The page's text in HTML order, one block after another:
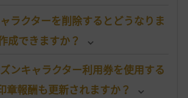
ラクターを削除するとどうなりま
成できますか？
ンキャラクター利用券を使用する
章報酬も更新されますか？